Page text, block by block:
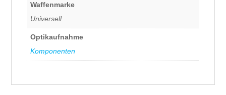
Waffenmarke
Universell
Optikaufnahme
Komponenten